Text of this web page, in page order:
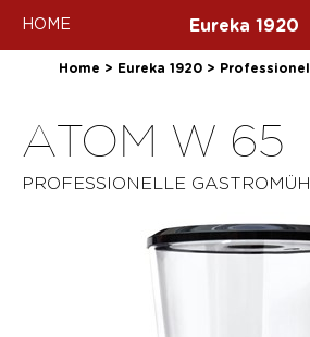
HOME Eureka 1920
Home > Eureka 1920 >
ATOM W 65
PROFESSIONELLE